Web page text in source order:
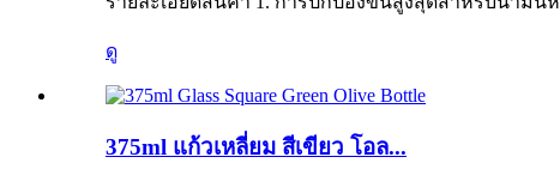
ดู
375ml แก้วเหลี่ยม สีเขียว โอล...